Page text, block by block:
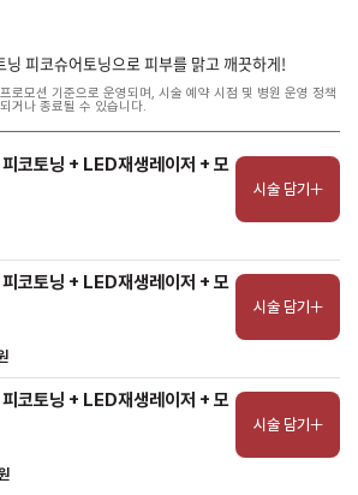
닝 피코슈어토닝으로 피부를 맑고 깨끗하게!
로모션 기준으로 운영되며, 시술 예약 시점 및 병원 운영 정책
거나 종료될 수 있습니다.
코토닝 + LED재생레이저 + 모
시술 담기
코토닝 + LED재생레이저 + 모
시술 담기
코토닝 + LED재생레이저 + 모
시술 담기